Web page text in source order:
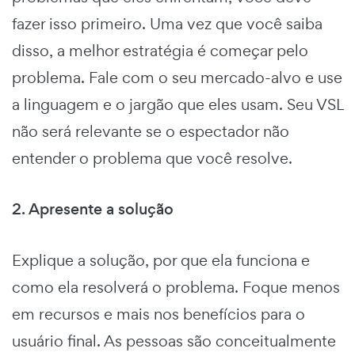
fazer isso primeiro. Uma vez que você saiba
disso, a melhor estratégia é começar pelo
problema. Fale com o seu mercado-alvo e use
a linguagem e o jargão que eles usam. Seu VSL
não será relevante se o espectador não
entender o problema que você resolve.
2. Apresente a solução
Explique a solução, por que ela funciona e
como ela resolverá o problema. Foque menos
em recursos e mais nos benefícios para o
usuário final. As pessoas são conceitualmente